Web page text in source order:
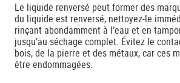
Le liquide renversé peut former des
du liquide est renversé, nettoyez-le
rinçant abondamment à l’eau et en
jusqu’au séchage complet. Évitez le
bois, de la pierre et des métaux, car ces
être endommagées.